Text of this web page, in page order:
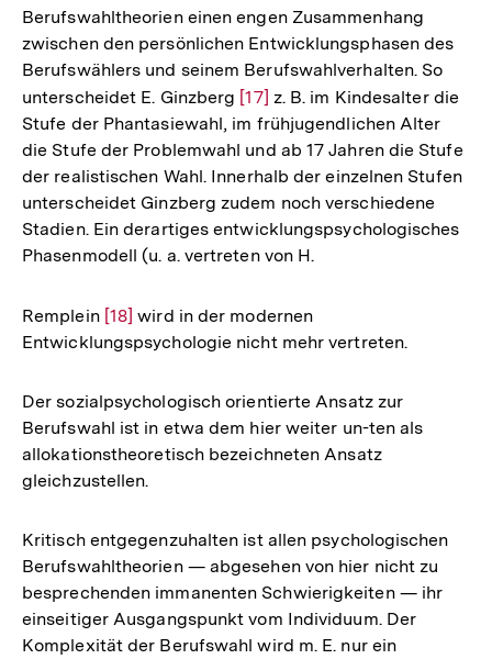
Berufswahltheorien einen engen Zusammenhang
zwischen den persönlichen Entwicklungsphasen des
Berufswählers und seinem Berufswahlverhalten. So
unterscheidet E. Ginzberg Zur
Auflösung
der
Fußnote
[17] z. B. im Kindesalter die
Stufe der Phantasiewahl, im frühjugendlichen Alter
die Stufe der Problemwahl und ab 17 Jahren die Stufe
der realistischen Wahl. Innerhalb der einzelnen Stufen
unterscheidet Ginzberg zudem noch verschiedene
Stadien. Ein derartiges entwicklungspsychologisches
Phasenmodell (u. a. vertreten von H.
Remplein Zur
Auflösung
Fußnote
[18] wird in der modernen
Entwicklungspsychologie nicht mehr vertreten.
Der sozialpsychologisch orientierte Ansatz zur
Berufswahl ist in etwa dem hier weiter un-ten als
allokationstheoretisch bezeichneten Ansatz
gleichzustellen.
Kritisch entgegenzuhalten ist allen psychologischen
Berufswahltheorien — abgesehen von hier nicht zu
besprechenden immanenten Schwierigkeiten — ihr
einseitiger Ausgangspunkt vom Individuum. Der
Komplexität der Berufswahl wird m. E. nur ein